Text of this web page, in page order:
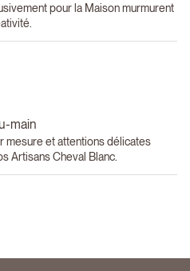
pour la Maison murmurent
main
mesure et attentions délicates
Artisans Cheval Blanc.